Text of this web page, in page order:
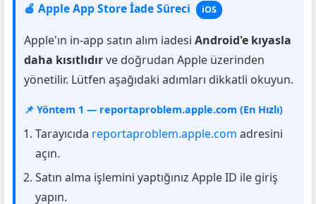
🍎 Apple App Store İade Süreci iOS
Apple'ın in-app satın alım iadesi Android'e kıyasla
daha kısıtlıdırve doğrudan Apple üzerinden
yönetilir. Lütfen aşağıdaki adımları dikkatli okuyun.
📌 Yöntem 1 — reportaproblem.apple.com (En Hızlı)
Tarayıcıda reportaproblem.apple.com adresini
açın.
Satın alma işlemini yaptığınız Apple ID ile giriş
yapın.